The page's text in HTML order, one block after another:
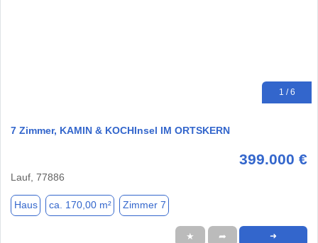
1 / 6
7 Zimmer, KAMIN & KOCHInsel IM ORTSKERN
399.000 €
Lauf, 77886
Haus ca. 170,00 m² Zimmer 7
★ ➦ ➜